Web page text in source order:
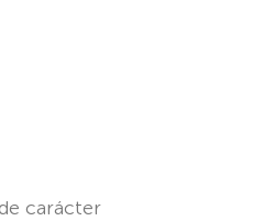
carácter